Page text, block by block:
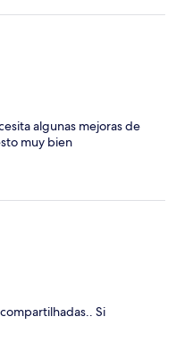
algunas mejoras de
muy bien
Si